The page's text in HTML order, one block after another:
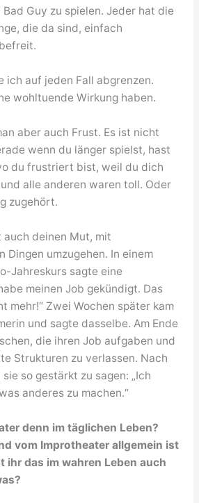
Guy zu spielen. Jeder hat die
die da sind, einfach
ich auf jeden Fall abgrenzen.
wohltuende Wirkung haben.
aber auch Frust. Es ist nicht
wenn du länger spielst, hast
du frustriert bist, weil du dich
alle anderen waren toll. Oder
zugehört.
auch deinen Mut, mit
Dingen umzugehen. In einem
Jahreskurs sagte eine
meinen Job gekündigt. Das
mehr!“ Zwei Wochen später kam
und sagte dasselbe. Am Ende
die ihren Job aufgaben und
Strukturen zu verlassen. Nach
so gestärkt zu sagen: „Ich
anderes zu machen.“
denn im täglichen Leben?
vom Improtheater allgemein ist
ihr das im wahren Leben auch